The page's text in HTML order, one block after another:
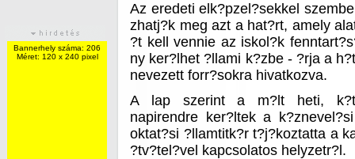
Bannerhely száma: 206
Méret: 120 x 240 pixel
Az eredeti elk?pzel?sekkel
zhatj?k meg azt a hat?rt, amely
?t kell vennie az iskol?k
ny ker?lhet ?llami k?zbe - ?rja a
nevezett forr?sokra hivatkozva.
A lap szerint a m?lt heti,
napirendre ker?ltek a
oktat?si ?llamtitk?r t?j?koztatta a
?tv?tel?vel kapcsolatos helyzetr?l.